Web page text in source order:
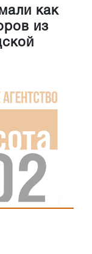
как
из